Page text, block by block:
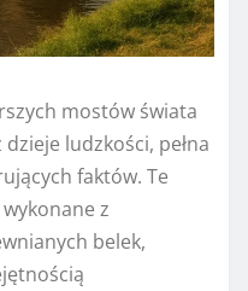
mostów świata
ludzkości, pełna
faktów. Te
z
belek,